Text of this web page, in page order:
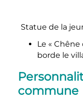
Statue de la
Le « Chêne
borde le
commune